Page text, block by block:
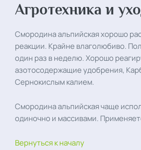
Агротехника и
Смородина альпийская хорошо
реакции. Крайне влаголюбиво.
один раз в неделю. Хорошо
азотосодержащие удобрения,
Сернокислым калием.
Смородина альпийская чаще
одиночно и массивами.
Вернуться к началу